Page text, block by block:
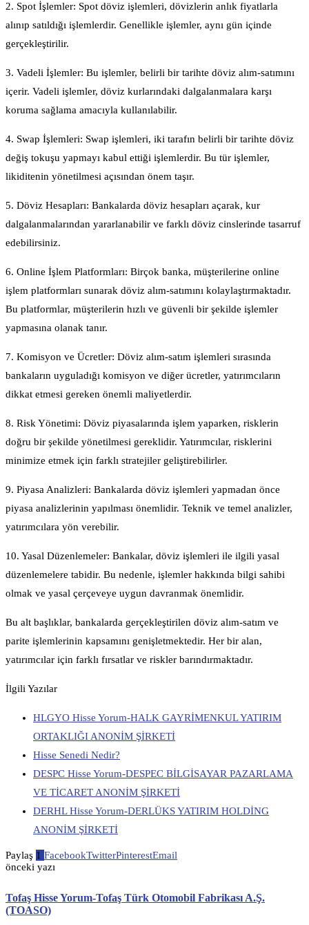
2. Spot İşlemler: Spot döviz işlemleri, dövizlerin anlık fiyatlarla
alınıp satıldığı işlemlerdir. Genellikle işlemler, aynı gün içinde
gerçekleştirilir.
3. Vadeli İşlemler: Bu işlemler, belirli bir tarihte döviz alım-satımını
içerir. Vadeli işlemler, döviz kurlarındaki dalgalanmalara karşı
koruma sağlama amacıyla kullanılabilir.
4. Swap İşlemleri: Swap işlemleri, iki tarafın belirli bir tarihte döviz
değiş tokuşu yapmayı kabul ettiği işlemlerdir. Bu tür işlemler,
likiditenin yönetilmesi açısından önem taşır.
5. Döviz Hesapları: Bankalarda döviz hesapları açarak, kur
dalgalanmalarından yararlanabilir ve farklı döviz cinslerinde tasarruf
edebilirsiniz.
6. Online İşlem Platformları: Birçok banka, müşterilerine online
işlem platformları sunarak döviz alım-satımını kolaylaştırmaktadır.
Bu platformlar, müşterilerin hızlı ve güvenli bir şekilde işlemler
yapmasına olanak tanır.
7. Komisyon ve Ücretler: Döviz alım-satım işlemleri sırasında
bankaların uyguladığı komisyon ve diğer ücretler, yatırımcıların
dikkat etmesi gereken önemli maliyetlerdir.
8. Risk Yönetimi: Döviz piyasalarında işlem yaparken, risklerin
doğru bir şekilde yönetilmesi gereklidir. Yatırımcılar, risklerini
minimize etmek için farklı stratejiler geliştirebilirler.
9. Piyasa Analizleri: Bankalarda döviz işlemleri yapmadan önce
piyasa analizlerinin yapılması önemlidir. Teknik ve temel analizler,
yatırımcılara yön verebilir.
10. Yasal Düzenlemeler: Bankalar, döviz işlemleri ile ilgili yasal
düzenlemelere tabidir. Bu nedenle, işlemler hakkında bilgi sahibi
olmak ve yasal çerçeveye uygun davranmak önemlidir.
Bu alt başlıklar, bankalarda gerçekleştirilen döviz alım-satım ve
parite işlemlerinin kapsamını genişletmektedir. Her bir alan,
yatırımcılar için farklı fırsatlar ve riskler barındırmaktadır.
İlgili Yazılar
HLGYO Hisse Yorum-HALK GAYRİMENKUL YATIRIM
ORTAKLIĞI ANONİM ŞİRKETİ
Hisse Senedi Nedir?
DESPC Hisse Yorum-DESPEC BİLGİSAYAR PAZARLAMA
VE TİCARET ANONİM ŞİRKETİ
DERHL Hisse Yorum-DERLÜKS YATIRIM HOLDİNG
ANONİM ŞİRKETİ
Paylaş 1 FacebookTwitterPinterestEmail
önceki yazı
Tofaş Hisse Yorum-Tofaş Türk Otomobil Fabrikası A.Ş.
(TOASO)